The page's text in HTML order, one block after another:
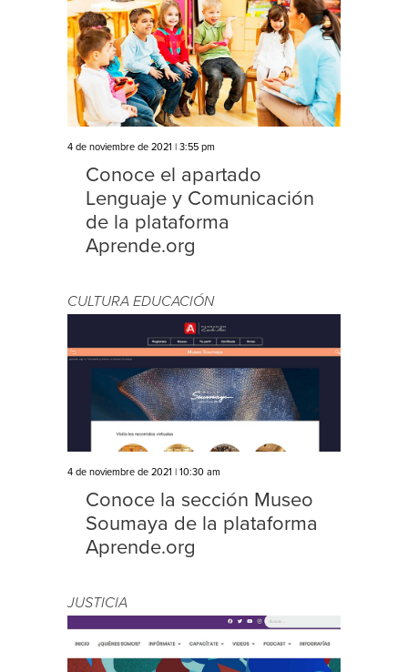
4 de noviembre de 2021 | 3:55 pm
Conoce el apartado
Lenguaje y Comunicación
de la plataforma
Aprende.org
CULTURA EDUCACIÓN
4 de noviembre de 2021 | 10:30 am
Conoce la sección Museo
Soumaya de la plataforma
Aprende.org
JUSTICIA